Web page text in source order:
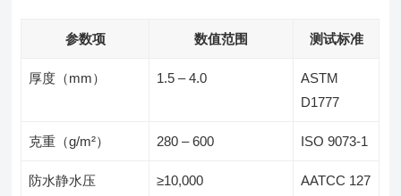
参数项 数值范围 测试标准
厚度（mm） 1.5 – 4.0
ASTM
D1777
克重（g/m²） 280 – 600 ISO 9073-1
防水静水压
≥10,000 AATCC 127